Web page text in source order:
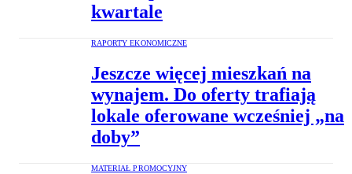
kwartale
RAPORTY EKONOMICZNE
Jeszcze więcej mieszkań na
wynajem. Do oferty trafiają
lokale oferowane wcześniej „na
doby”
MATERIAŁ PROMOCYJNY